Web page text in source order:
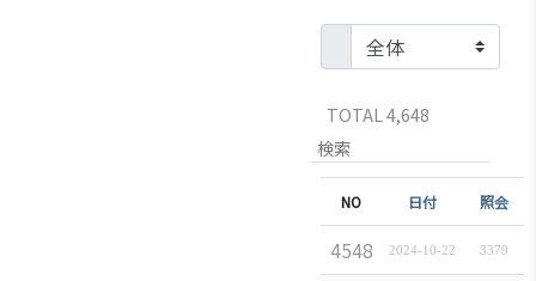
TOTAL 4,648
NO 日付 照会
4548 [일본경제속보]
2024-10-22 3379